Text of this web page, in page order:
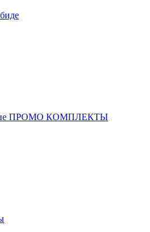
ПРОМО КОМПЛЕКТЫ